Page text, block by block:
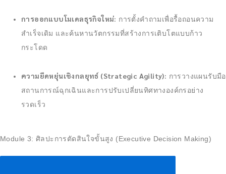
การออกแบบโมเดลธุรกิจใหม่: การตั้งคำถามเพื่อรื้อถอนความ
สำเร็จเดิม และค้นหานวัตกรรมที่สร้างการเติบโตแบบก้าว
กระโดด
ความยืดหยุ่นเชิงกลยุทธ์ (Strategic Agility): การวางแผนรับมือ
สถานการณ์ฉุกเฉินและการปรับเปลี่ยนทิศทางองค์กรอย่าง
รวดเร็ว
Module 3: ศิลปะการตัดสินใจขั้นสูง (Executive Decision Making)